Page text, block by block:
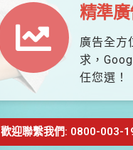
精準
廣告全方
求，
任您選！
歡迎聯繫我們: 0800-003-